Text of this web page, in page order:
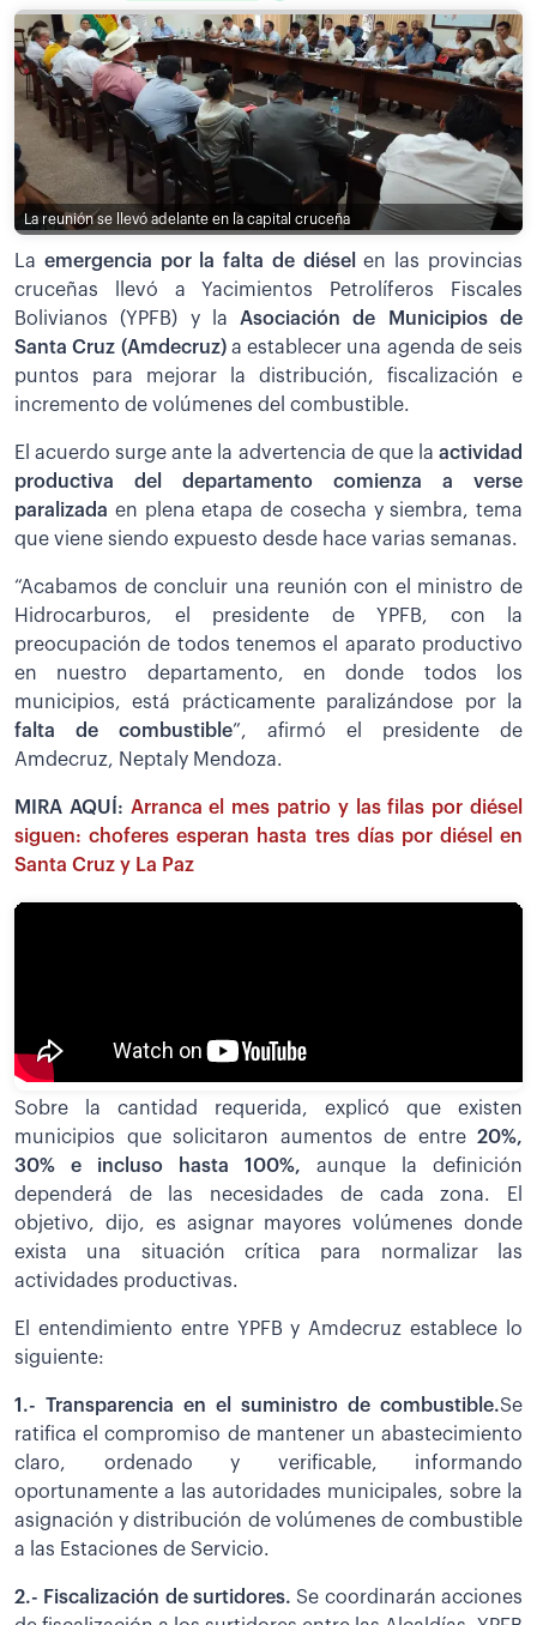
La reunión se llevó adelante en la capital cruceña
La emergencia por la falta de diéselen las provincias
cruceñas llevó a Yacimientos Petrolíferos Fiscales
Bolivianos (YPFB) y la Asociación de Municipios de
Santa Cruz (Amdecruz)a establecer una agenda de seis
puntos para mejorar la distribución, fiscalización e
incremento de volúmenes del combustible.
El acuerdo surge ante la advertencia de que la actividad
productiva del departamento comienza a verse
paralizada en plena etapa de cosecha y siembra, tema
que viene siendo expuesto desde hace varias semanas.
“Acabamos de concluir una reunión con el ministro de
Hidrocarburos, el presidente de YPFB, con la
preocupación de todos tenemos el aparato productivo
en nuestro departamento, en donde todos los
municipios, está prácticamente paralizándose por la
falta de combustible”, afirmó el presidente de
Amdecruz, Neptaly Mendoza.
MIRA AQUÍ: Arranca el mes patrio y las filas por diésel
siguen: choferes esperan hasta tres días por diésel en
Santa Cruz y La Paz
Sobre la cantidad requerida, explicó que existen
municipios que solicitaron aumentos de entre 20%,
30% e incluso hasta 100%, aunque la definición
dependerá de las necesidades de cada zona. El
objetivo, dijo, es asignar mayores volúmenes donde
exista una situación crítica para normalizar las
actividades productivas.
El entendimiento entre YPFB y Amdecruz establece lo
siguiente:
1.- Transparencia en el suministro de combustible.Se
ratifica el compromiso de mantener un abastecimiento
claro, ordenado y verificable, informando
oportunamente a las autoridades municipales, sobre la
asignación y distribución de volúmenes de combustible
a las Estaciones de Servicio.
2.- Fiscalización de surtidores. Se coordinarán acciones